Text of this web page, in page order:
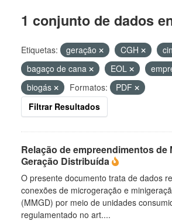
1 conjunto de dados
Etiquetas: geração CGH
bagaço de cana
EOL
biogás
Formatos:
PDF
Filtrar Resultados
Relação de empreendimentos de
Geração Distribuída
O presente documento trata de dados
conexões de microgeração e
(MMGD) por meio de unidades
regulamentado no art....